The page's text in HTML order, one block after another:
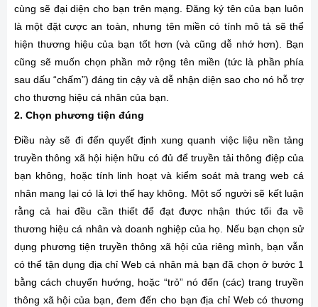
cùng sẽ đại diện cho bạn trên mạng. Đăng ký tên của bạn luôn
là một đặt cược an toàn, nhưng tên miền có tính mô tả sẽ thể
hiện thương hiệu của bạn tốt hơn (và cũng dễ nhớ hơn). Bạn
cũng sẽ muốn chọn phần mở rộng tên miền (tức là phần phía
sau dấu “chấm”) đáng tin cậy và dễ nhận diện sao cho nó hỗ trợ
cho thương hiệu cá nhân của bạn.
2. Chọn phương tiện đúng
Điều này sẽ đi đến quyết định xung quanh việc liệu nền tảng
truyền thông xã hội hiện hữu có đủ để truyền tải thông điệp của
bạn không, hoặc tính linh hoạt và kiểm soát mà trang web cá
nhân mang lại có là lợi thế hay không. Một số người sẽ kết luận
rằng cả hai đều cần thiết để đạt được nhận thức tối đa về
thương hiệu cá nhân và doanh nghiệp của họ. Nếu bạn chọn sử
dụng phương tiện truyền thông xã hội của riêng mình, bạn vẫn
có thể tận dụng địa chỉ Web cá nhân mà bạn đã chọn ở bước 1
bằng cách chuyển hướng, hoặc “trỏ” nó đến (các) trang truyền
thông xã hội của bạn, đem đến cho bạn địa chỉ Web có thương